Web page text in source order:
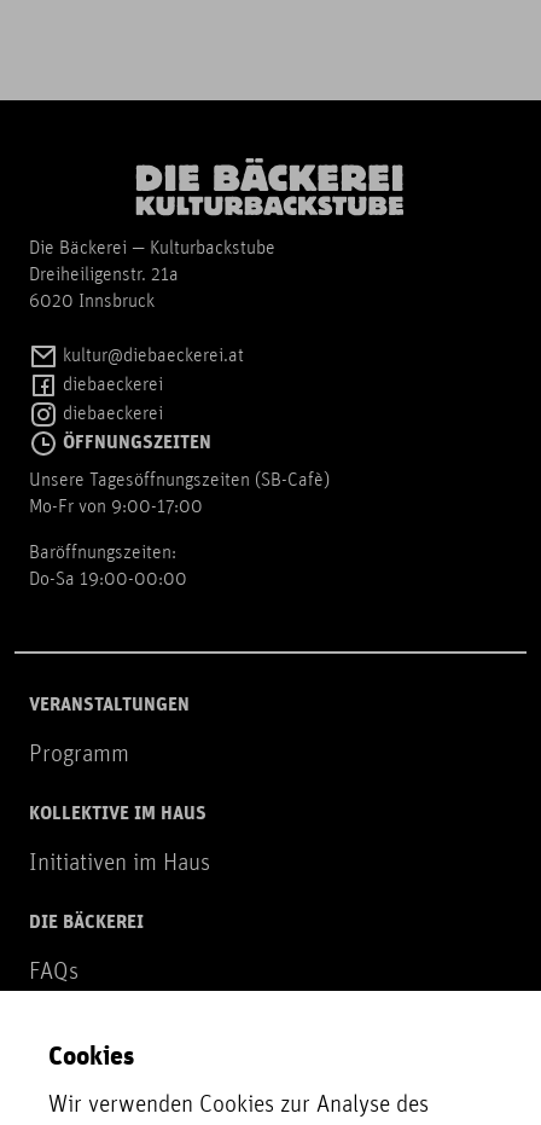
Die Bäckerei — Kulturbackstube
Dreiheiligenstr. 21a
6020 Innsbruck
kultur@diebaeckerei.at
diebaeckerei
diebaeckerei
ÖFFNUNGSZEITEN
Unsere Tagesöffnungszeiten (SB-Cafè)
Mo-Fr von 9:00-17:00
Baröffnungszeiten:
Do-Sa 19:00-00:00
VERANSTALTUNGEN
Programm
KOLLEKTIVE IM HAUS
Initiativen im Haus
DIE BÄCKEREI
FAQs
NEWSLETTER
Zur Newsletter Anmeldung
Cookies
Wir verwenden Cookies zur Analyse des